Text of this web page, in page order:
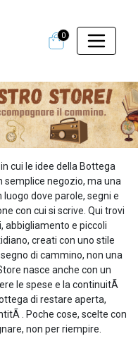
0
cui le idee della Bottega
semplice negozio, ma una
dove parole, segni e
con cui si scrive. Qui trovi
abbigliamento e piccoli
creati con uno stile
di cammino, non una
nasce anche con un
le spese e la continuitÃ
di restare aperta,
. Poche cose, scelte con
non per riempire.